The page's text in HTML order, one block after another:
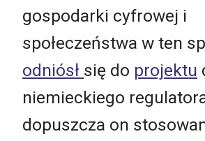
gospodarki cyfrowej i
społeczeństwa w ten
odniósł się do projektu
niemieckiego
dopuszcza on